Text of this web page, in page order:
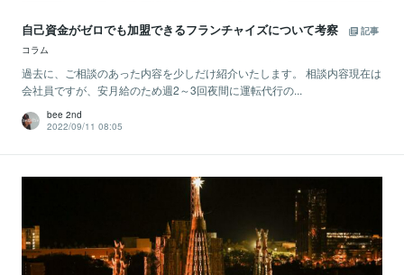
自己資金がゼロでも加盟できるフランチャイズについて考察
記事
コラム
過去に、ご相談のあった内容を少しだけ紹介いたします。 相談内容現在は
会社員ですが、安月給のため週2～3回夜間に運転代行の...
bee 2nd
2022/09/11 08:05